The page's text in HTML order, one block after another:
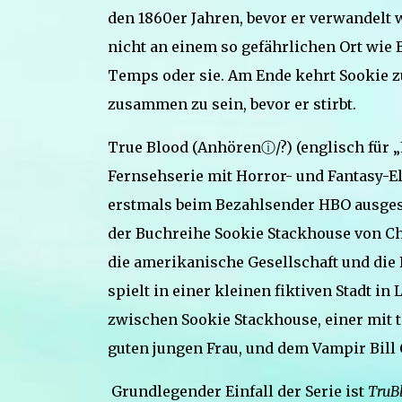
den 1860er Jahren, bevor er verwandelt
nicht an einem so gefährlichen Ort wie
Temps oder sie. Am Ende kehrt
zusammen zu sein, bevor er stirbt.
True Blood (Anhörenⓘ/?) (englisch für
Fernsehserie mit Horror- und Fantasy-
erstmals beim Bezahlsender HBO
der Buchreihe Sookie Stackhouse von
die amerikanische Gesellschaft und
spielt in einer kleinen fiktiven Stadt in
zwischen Sookie Stackhouse, einer mit
guten jungen Frau, und dem Vampir Bill
Grundlegender Einfall der Serie ist